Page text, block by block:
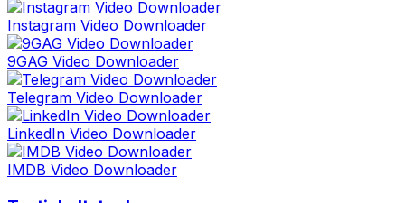
Instagram Video Downloader
9GAG Video Downloader
Telegram Video Downloader
LinkedIn Video Downloader
IMDB Video Downloader